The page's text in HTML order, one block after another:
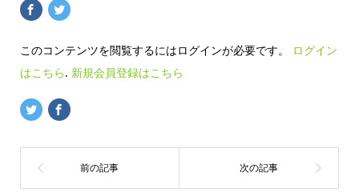
このコンテンツを閲覧するにはログインが必要です。
ログイン
はこちら. 新規会員登録はこちら